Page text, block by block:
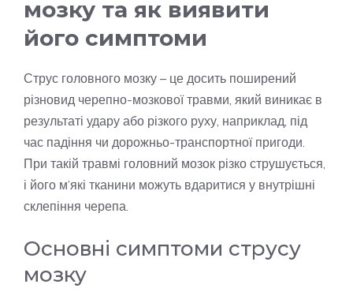
мозку та як виявити
його симптоми
Струс головного мозку – це досить поширений
різновид черепно-мозкової травми, який виникає в
результаті удару або різкого руху, наприклад, під
час падіння чи дорожньо-транспортної пригоди.
При такій травмі головний мозок різко струшується,
і його м’які тканини можуть вдаритися у внутрішні
склепіння черепа.
Основні симптоми струсу
мозку